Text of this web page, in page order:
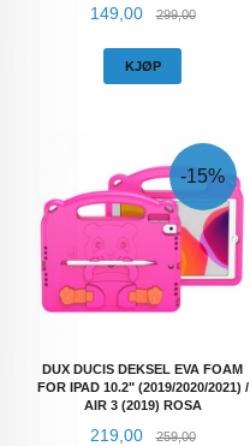
Tilbud
149,00 299,00Rabatt
KJØP
DUX DUCIS DEKSEL EVA FOAM
FOR IPAD 10.2" (2019/2020/2021) /
AIR 3 (2019) ROSA
Tilbud
219,00 259,00Rabatt
-15%